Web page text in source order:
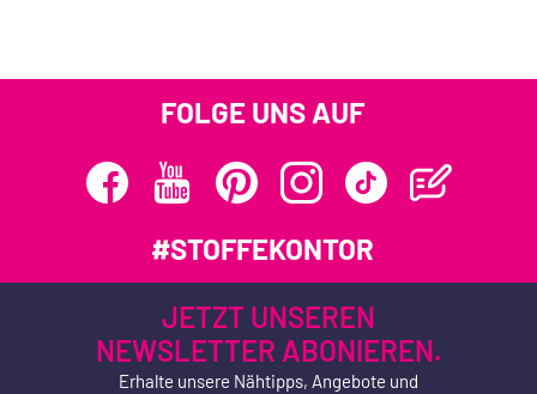
FOLGE UNS AUF
#STOFFEKONTOR
JETZT UNSEREN
NEWSLETTER ABONIEREN.
Erhalte unsere Nähtipps, Angebote und